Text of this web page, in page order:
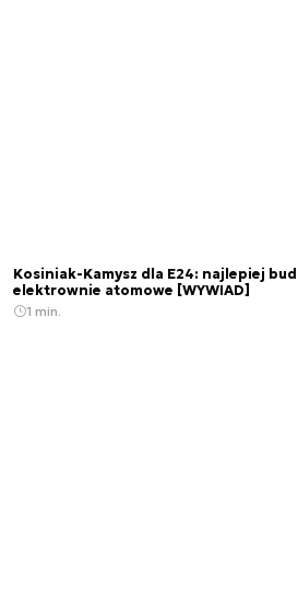
Kosiniak-Kamysz dla E24: najlepiej
elektrownie atomowe [WYWIAD]
1 min.